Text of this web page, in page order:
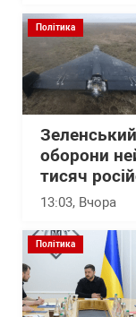
Політика
оборони
тисяч
13:03, Вчора
Політика